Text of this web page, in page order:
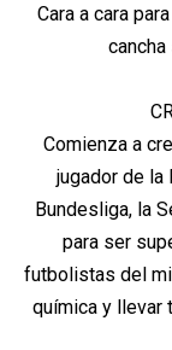
Cara a cara
Comienza a
jugador de la
Bundesliga, la
para ser
futbolistas del
química y llevar